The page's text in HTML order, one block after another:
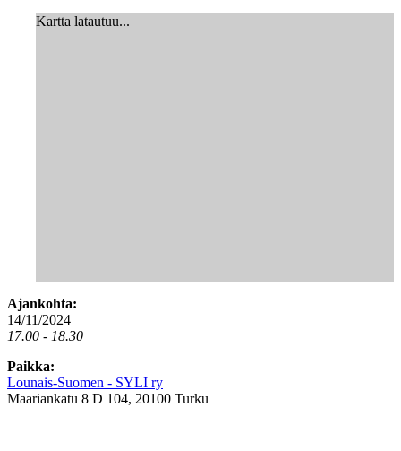
Kartta latautuu...
Ajankohta:
14/11/2024
17.00 - 18.30
Paikka:
Lounais-Suomen - SYLI ry
Maariankatu 8 D 104, 20100 Turku